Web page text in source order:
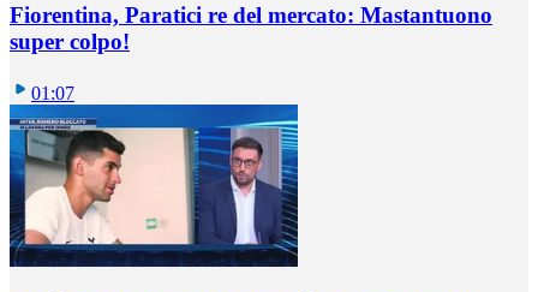
Fiorentina, Paratici re del mercato: Mastantuono
super colpo!
01:07